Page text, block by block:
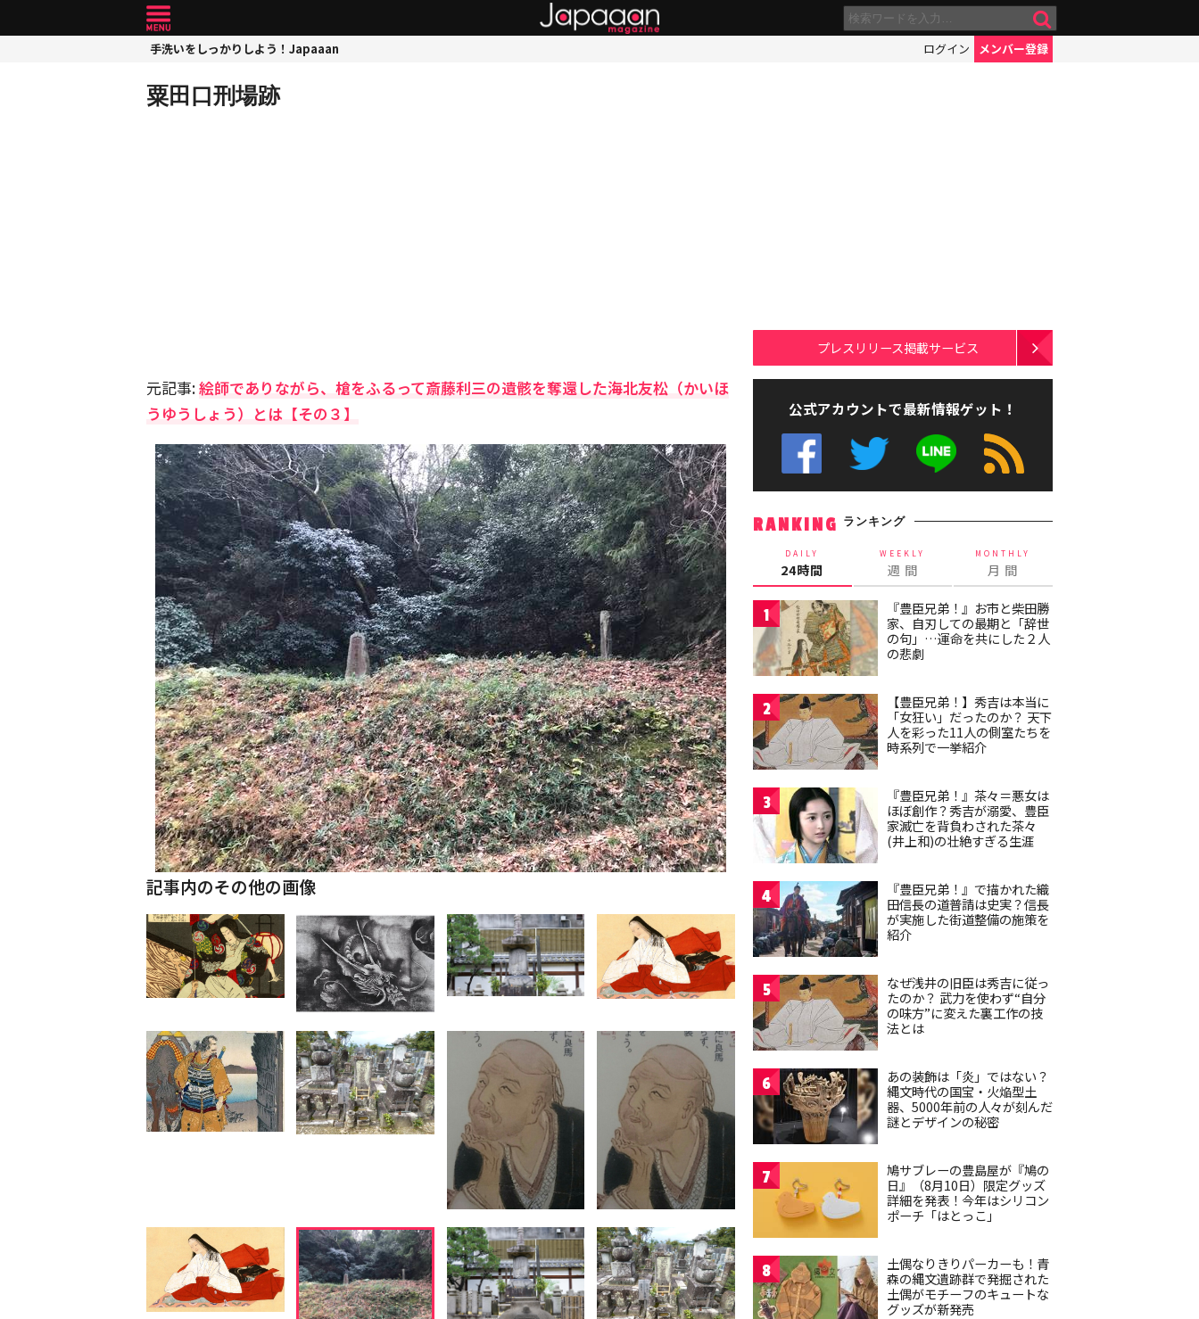
手洗いをしっかりしよう！Japaaan ログイン メンバー登録
粟田口刑場跡
元記事:絵師でありながら、槍をふるって斎藤利三の遺骸を奪還した海北友松（かいほ
うゆうしょう）とは【その３】
記事内のその他の画像
プレスリリース掲載サービス
公式アカウントで最新情報ゲット！
RANKING ランキング
DAILY
24時間
WEEKLY
週 間
MONTHLY
月 間
1
『豊臣兄弟！』お市と柴田勝
家、自刃しての最期と「辞世
の句」…運命を共にした２人
の悲劇
2
【豊臣兄弟！】秀吉は本当に
「女狂い」だったのか？ 天下
人を彩った11人の側室たちを
時系列で一挙紹介
3
『豊臣兄弟！』茶々＝悪女は
ほぼ創作？秀吉が溺愛、豊臣
家滅亡を背負わされた茶々
(井上和)の壮絶すぎる生涯
4
『豊臣兄弟！』で描かれた織
田信長の道普請は史実？信長
が実施した街道整備の施策を
紹介
5
なぜ浅井の旧臣は秀吉に従っ
たのか？ 武力を使わず“自分
の味方”に変えた裏工作の技
法とは
6
あの装飾は「炎」ではない？
縄文時代の国宝・火焔型土
器、5000年前の人々が刻んだ
謎とデザインの秘密
7
鳩サブレーの豊島屋が『鳩の
日』（8月10日）限定グッズ
詳細を発表！今年はシリコン
ポーチ「はとっこ」
8
土偶なりきりパーカーも！青
森の縄文遺跡群で発掘された
土偶がモチーフのキュートな
グッズが新発売